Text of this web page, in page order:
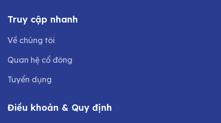
Truy cập nhanh
Về chúng tôi
Quan hệ cổ đông
Tuyển dụng
Điều khoản & Quy định